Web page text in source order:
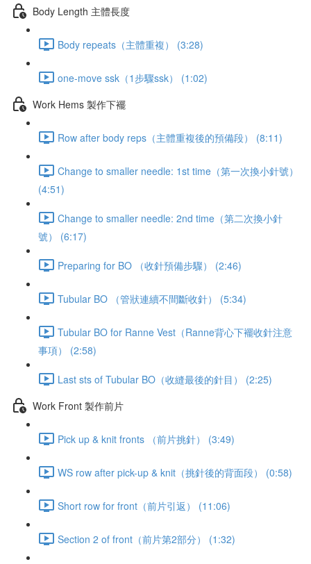
Body Length 主體長度
Body repeats（主體重複） (3:28)
one-move ssk（1步驟ssk） (1:02)
Work Hems 製作下襬
Row after body reps（主體重複後的預備段） (8:11)
Change to smaller needle: 1st time（第一次換小針號）
(4:51)
Change to smaller needle: 2nd time（第二次換小針
號） (6:17)
Preparing for BO （收針預備步驟） (2:46)
Tubular BO （管狀連續不間斷收針） (5:34)
Tubular BO for Ranne Vest（Ranne背心下襬收針注意
事項） (2:58)
Last sts of Tubular BO（收縫最後的針目） (2:25)
Work Front 製作前片
Pick up & knit fronts （前片挑針） (3:49)
WS row after pick-up & knit（挑針後的背面段） (0:58)
Short row for front（前片引返） (11:06)
Section 2 of front（前片第2部分） (1:32)